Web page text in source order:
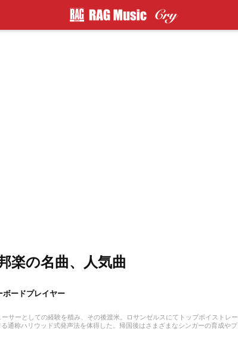
楽の名曲、人気曲
ボードプレイヤー
サーとしての経験を積み、その後渡米。ロサンゼルスにてトップボイストレー
通称ハリウッド式発声法を体得した。帰国後はさまざまなシンガーの育成やプ